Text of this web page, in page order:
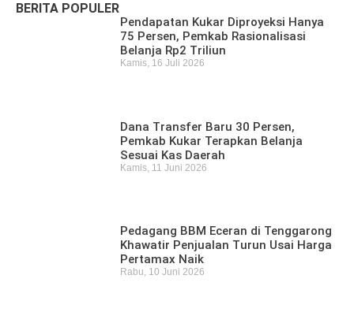
BERITA POPULER
Pendapatan Kukar Diproyeksi Hanya
75 Persen, Pemkab Rasionalisasi
Belanja Rp2 Triliun
Kamis, 16 Juli 2026
Dana Transfer Baru 30 Persen,
Pemkab Kukar Terapkan Belanja
Sesuai Kas Daerah
Kamis, 11 Juni 2026
Pedagang BBM Eceran di Tenggarong
Khawatir Penjualan Turun Usai Harga
Pertamax Naik
Rabu, 10 Juni 2026